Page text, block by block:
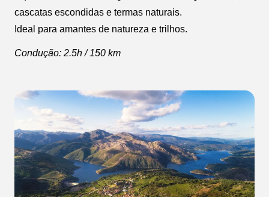
cascatas escondidas e termas naturais.
Ideal para amantes de natureza e trilhos.
Condução: 2.5h / 150 km